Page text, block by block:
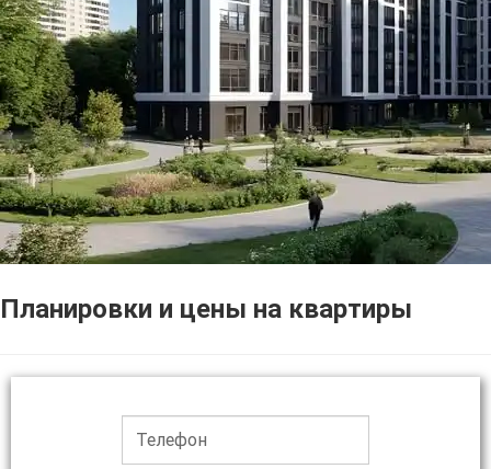
Планировки и цены на квартиры